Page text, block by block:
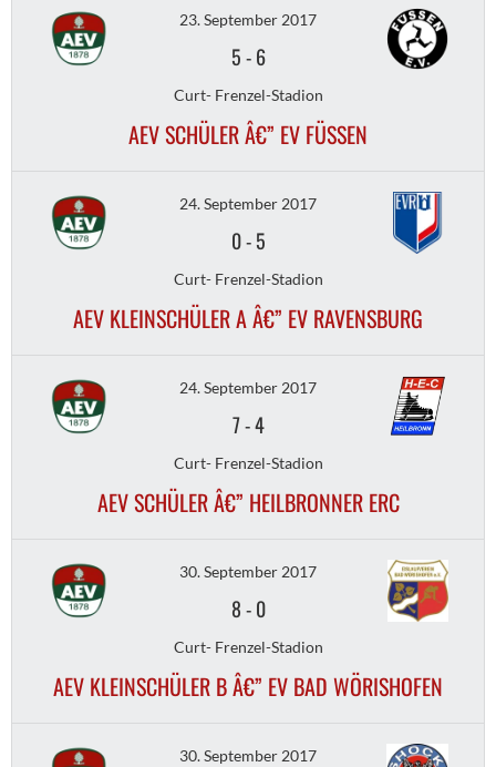
23. September 2017
5-6
Curt- Frenzel-Stadion
AEV SCHÜLER Â€” EV FÜSSEN
24. September 2017
0-5
Curt- Frenzel-Stadion
AEV KLEINSCHÜLER A Â€” EV RAVENSBURG
24. September 2017
7-4
Curt- Frenzel-Stadion
AEV SCHÜLER Â€” HEILBRONNER ERC
30. September 2017
8-0
Curt- Frenzel-Stadion
AEV KLEINSCHÜLER B Â€” EV BAD WÖRISHOFEN
30. September 2017